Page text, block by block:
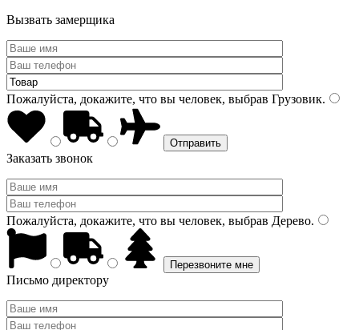
Вызвать замерщика
Пожалуйста, докажите, что вы человек, выбрав Грузовик.
Заказать звонок
Пожалуйста, докажите, что вы человек, выбрав Дерево.
Письмо директору